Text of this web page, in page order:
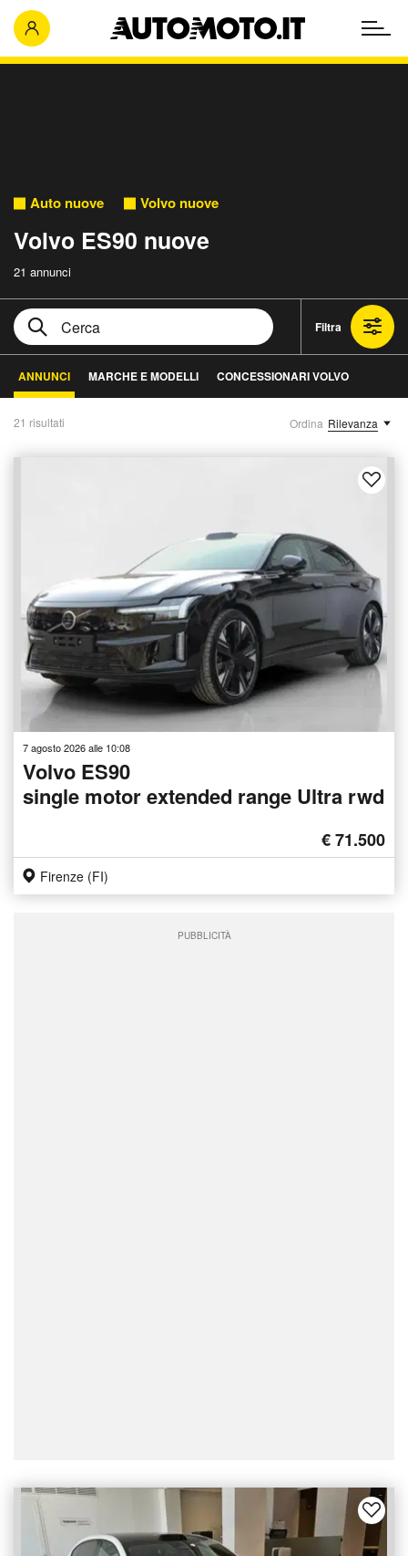
Auto nuove Volvo nuove
Volvo ES90 nuove
21 annunci
Filtra
ANNUNCI MARCHE E MODELLI CONCESSIONARI VOLVO
21 risultati Ordina Rilevanza
7 agosto 2026 alle 10:08
Volvo ES90
single motor extended range Ultra rwd
€ 71.500
Firenze (FI)
PUBBLICITÀ